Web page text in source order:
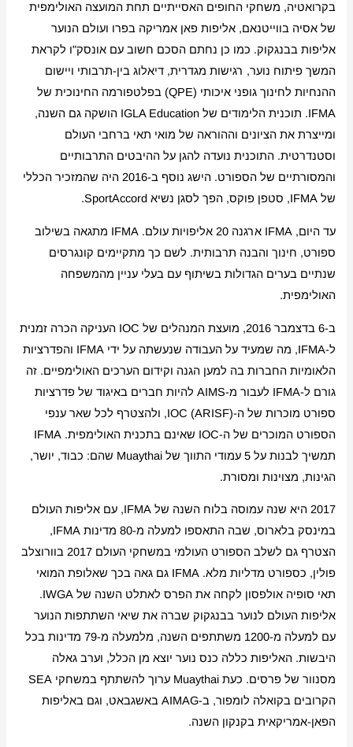
בקרואטיה, משחקי החופים האסייתיים תחת המועצה האולימפית
של אסיה בווייטנאם, אליפות פאן אמריקה בפרו ועולם הנוער
אליפות בבנגקוק. כמו כן נחתם הסכם חשוב עם אונסק"ו לקראת
המשך פיתוח נוער, רגישות מגדרית, דיאלוג בין-תרבותי ויישום
ההנחיות לחינוך גופני איכותי (QPE) בפלטפורמה החינוכית של
IFMA. תוכנית הלימודים של IGLA Education הושקה גם השנה,
ומייצרת את הציונים וההוראה של מואי תאי ברחבי העולם
וסטנדרטית. התוכנית נועדה להגן על ההיבטים התרבותיים
והמסורתיים של הספורט. הישג נוסף ב-2016 היה שהמזכיר הכללי
של IFMA, סטפן פוקס, הפך לסגן נשיא SportAccord.
עד היום, IFMA ארגנה 20 אליפויות עולם. IFMA מתגאה בשילוב
ספורט, חינוך והבנה תרבותית. לשם כך מתקיימים קונגרסים
שנתיים בערים הגדולות בשיתוף עם בעלי עניין מהמשפחה
האולימפית.
ב-6 בדצמבר 2016, מועצת המנהלים של IOC העניקה הכרה זמנית
ל-IFMA, מה שמעיד על העבודה שנעשתה על ידי IFMA והפדרציות
הלאומיות החברות בה למען הגנה וקידום הערכים האולימפיים. זה
גורם ל-IFMA לעבור מ-AIMS להיות חברים באיגוד של פדרציות
ספורט מוכרות של ה-IOC (ARISF), ולהצטרף לכל שאר ענפי
הספורט המוכרים של ה-IOC שאינם בתכנית האולימפית. IFMA
תמשיך לבנות על 5 עמודי התווך של Muaythai שהם: כבוד, יושר,
הגינות, מצוינות ומסורת.
2017 היא שנה עמוסה בלוח השנה של IFMA, עם אליפות העולם
במינסק בלארוס, שבה התאספו למעלה מ-80 מדינות IFMA,
הצטרף גם לשלב הספורט העולמי במשחקי העולם 2017 בוורוצלב
פולין, כספורט מדליות מלא. IFMA גם גאה בכך שאלופת המואי
תאי סופיה אולפסון לקחה את הפרס לאתלט השנה של IWGA.
אליפות העולם לנוער בבנגקוק שברה את שיאי השתתפות הנוער
עם למעלה מ-1200 משתתפים השנה, מלמעלה מ-79 מדינות בכל
היבשות. האליפות כללה כנס נוער יוצא מן הכלל, וערב גאלה
מסנוור של פרסים. כעת Muaythai ערוך להשתתף במשחקי SEA
הקרובים בקואלה לומפור, ב-AIMAG באשגבאט, וגם באליפות
הפאן-אמריקאית בקנקון השנה.